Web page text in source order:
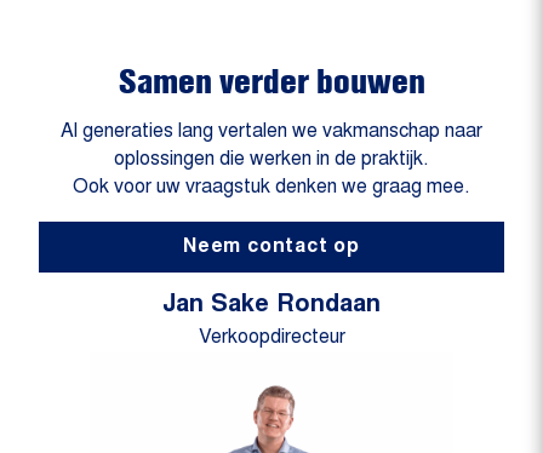
Samen verder bouwen
Al generaties lang vertalen we vakmanschap naar
oplossingen die werken in de praktijk.
Ook voor uw vraagstuk denken we graag mee.
Neem contact op
Jan Sake Rondaan
Verkoopdirecteur